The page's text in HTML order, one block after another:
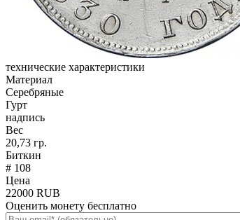
технические характеристики
Материал
Серебряные
Гурт
надпись
Вес
20,73 гр.
Биткин
# 108
Цена
22000 RUB
Оценить монету бесплатно